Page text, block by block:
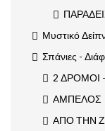
Μυστικό
Σπάνιες -
2 ΔΡΟΜΟΙ
ΑΜΠΕΛΟΣ
ΑΠΟ ΤΗΝ